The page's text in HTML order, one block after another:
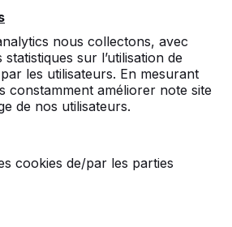
nous collectons, avec
statistiques sur l’utilisation de
les utilisateurs. En mesurant
constamment améliorer note site
de nos utilisateurs.
cookies de/par les parties
C’est pour une bonne
se trouvent dans toute l’Europe,
de jeux et dans les cours